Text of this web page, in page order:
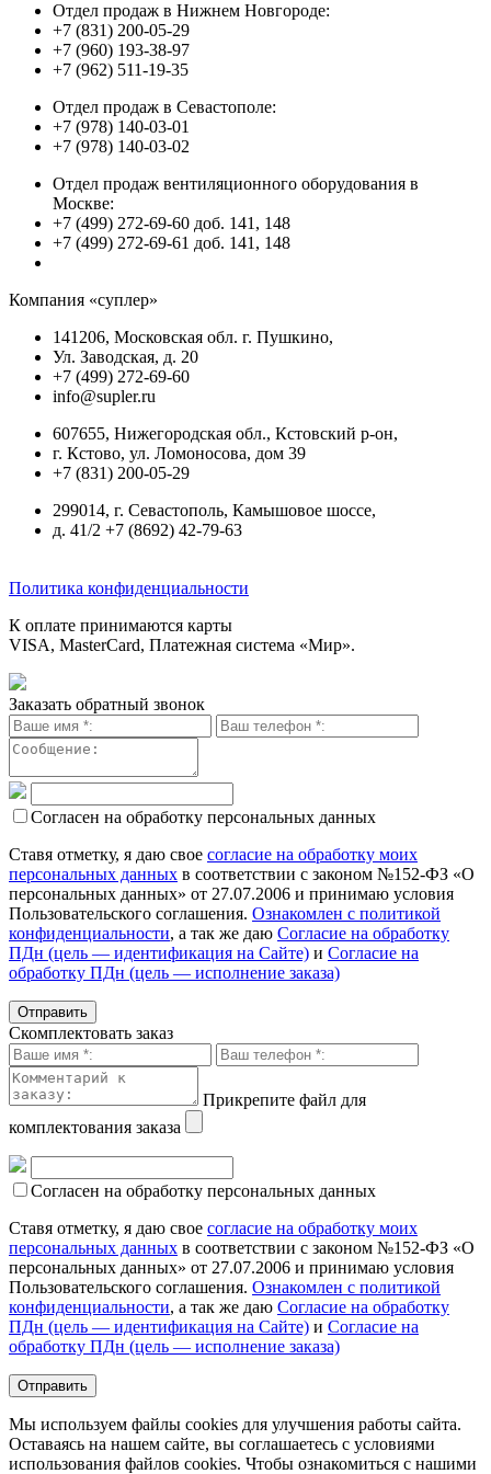
Отдел продаж в Нижнем Новгороде:
+7 (831) 200-05-29
+7 (960) 193-38-97
+7 (962) 511-19-35
Отдел продаж в Севастополе:
+7 (978) 140-03-01
+7 (978) 140-03-02
Отдел продаж вентиляционного оборудования в
Москве:
+7 (499) 272-69-60 доб. 141, 148
+7 (499) 272-69-61 доб. 141, 148
Компания «суплер»
141206, Московская обл. г. Пушкино,
Ул. Заводская, д. 20
+7 (499) 272-69-60
info@supler.ru
607655, Нижегородская обл., Кстовский р-он,
г. Кстово, ул. Ломоносова, дом 39
+7 (831) 200-05-29
299014, г. Севастополь, Камышовое шоссе,
д. 41/2 +7 (8692) 42-79-63
Политика конфиденциальности
К оплате принимаются карты
VISA, MasterCard, Платежная система «Мир».
Заказать обратный звонок
Согласен на обработку персональных данных
Ставя отметку, я даю свое согласие на обработку моих
персональных данных в соответствии с законом №152-ФЗ «О
персональных данных» от 27.07.2006 и принимаю условия
Пользовательского соглашения. Ознакомлен с политикой
конфиденциальности, а так же даю Согласие на обработку
ПДн (цель — идентификация на Сайте) и Согласие на
обработку ПДн (цель — исполнение заказа)
Скомплектовать заказ
Прикрепите файл для
комплектования заказа
Согласен на обработку персональных данных
Ставя отметку, я даю свое согласие на обработку моих
персональных данных в соответствии с законом №152-ФЗ «О
персональных данных» от 27.07.2006 и принимаю условия
Пользовательского соглашения. Ознакомлен с политикой
конфиденциальности, а так же даю Согласие на обработку
ПДн (цель — идентификация на Сайте) и Согласие на
обработку ПДн (цель — исполнение заказа)
Мы используем файлы cookies для улучшения работы сайта.
Оставаясь на нашем сайте, вы соглашаетесь с условиями
использования файлов cookies. Чтобы ознакомиться с нашими